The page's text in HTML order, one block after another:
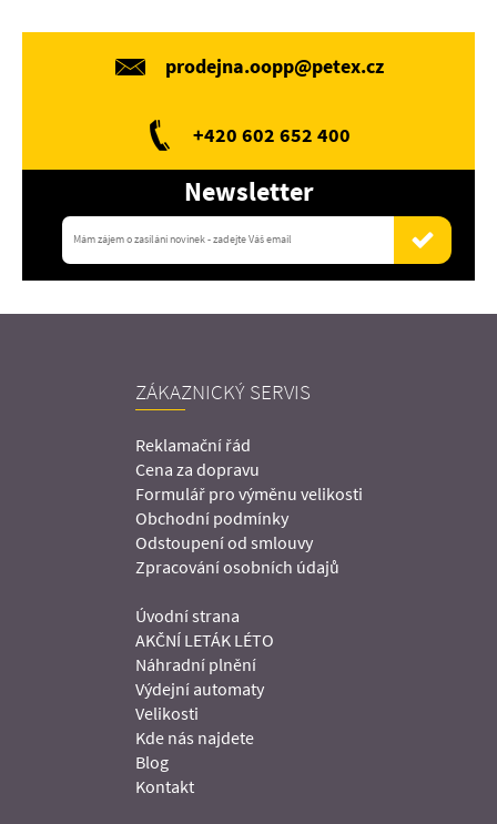
prodejna.oopp@petex.cz
+420 602 652 400
Newsletter
ZÁKAZNICKÝ SERVIS
Reklamační řád
Cena za dopravu
Formulář pro výměnu velikosti
Obchodní podmínky
Odstoupení od smlouvy
Zpracování osobních údajů
Úvodní strana
AKČNÍ LETÁK LÉTO
Náhradní plnění
Výdejní automaty
Velikosti
Kde nás najdete
Blog
Kontakt